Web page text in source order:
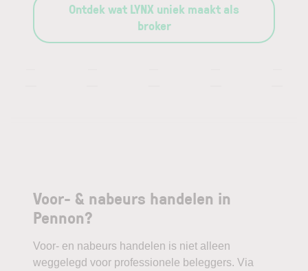
Ontdek wat LYNX uniek maakt als
broker
Voor- & nabeurs handelen in
Pennon?
Voor- en nabeurs handelen is niet alleen
weggelegd voor professionele beleggers. Via